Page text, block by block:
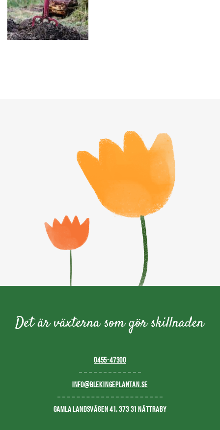
0455-47300
INFO@BLEKINGEPLANTAN.SE
GAMLA LANDSVÄGEN 41, 373 31 NÄTTRABY